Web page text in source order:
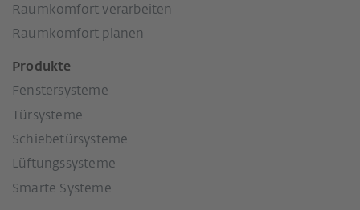
Raumkomfort verarbeiten
Raumkomfort planen
Produkte
Fenstersysteme
Türsysteme
Schiebetürsysteme
Lüftungssysteme
Smarte Systeme